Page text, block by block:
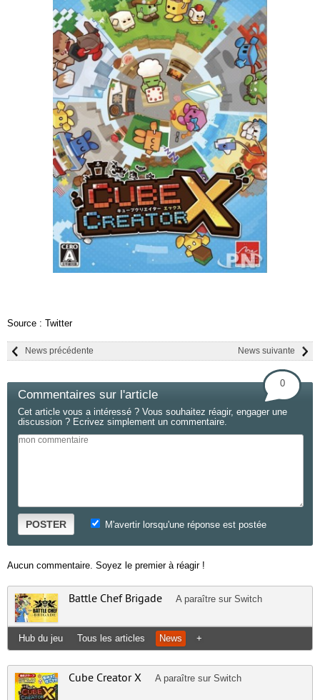
Source : Twitter
News suivante
News précédente
Commentaires sur l'article
0
Cet article vous a intéressé ? Vous souhaitez réagir, engager une
discussion ? Ecrivez simplement un commentaire.
POSTER M'avertir lorsqu'une réponse est postée
Aucun commentaire. Soyez le premier à réagir !
Battle Chef Brigade A paraître sur Switch
Hub du jeu Tous les articles News +
Cube Creator X A paraître sur Switch